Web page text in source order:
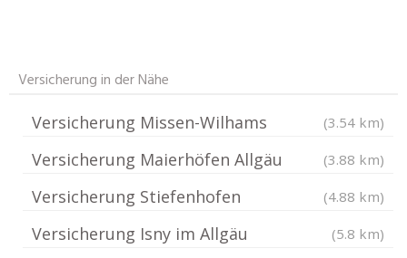
Versicherung in der Nähe
Versicherung Missen-Wilhams (3.54 km)
Versicherung Maierhöfen Allgäu (3.88 km)
Versicherung Stiefenhofen (4.88 km)
Versicherung Isny im Allgäu (5.8 km)